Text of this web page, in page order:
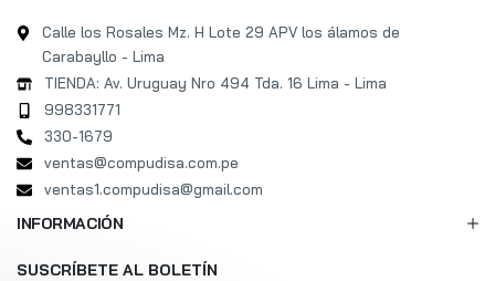
Calle los Rosales Mz. H Lote 29 APV los álamos de
Carabayllo - Lima
TIENDA: Av. Uruguay Nro 494 Tda. 16 Lima - Lima
998331771
330-1679
ventas@compudisa.com.pe
ventas1.compudisa@gmail.com
INFORMACIÓN
SUSCRÍBETE AL BOLETÍN